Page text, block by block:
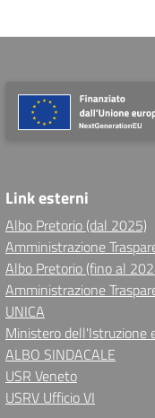
Link esterni
Albo Pretorio (dal 2025)
Amministrazione
Albo Pretorio (fino al
Amministrazione
UNICA
Ministero dell'Istruzione
ALBO SINDACALE
USR Veneto
USRV Ufficio VI